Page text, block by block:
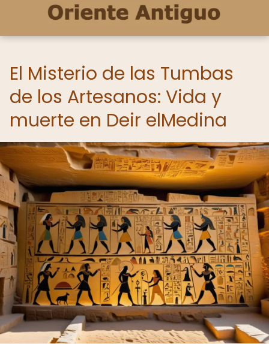
El Misterio de las Tumbas
de los Artesanos: Vida y
muerte en Deir elMedina